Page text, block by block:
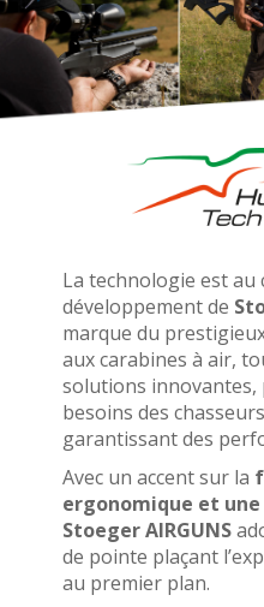
La technologie est
développement de
marque du
aux carabines à air,
solutions
besoins des
garantissant des
Avec un accent sur la
ergonomique et
Stoeger AIRGUNS
de pointe plaçant
au premier plan.